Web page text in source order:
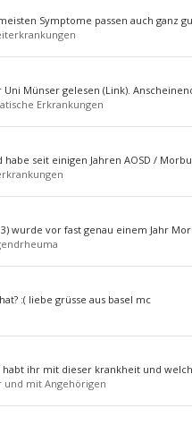
Symptome passen auch ganz
Münser gelesen (Link).
Erkrankungen
seit einigen Jahren AOSD /
wurde vor fast genau einem Jahr
:( liebe grüsse aus basel mc
ihr mit dieser krankheit und
und mit Angehörigen